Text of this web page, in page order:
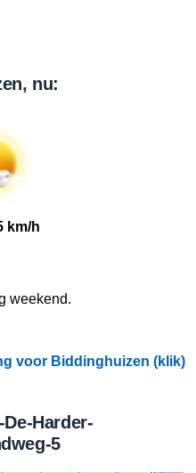
nu:
km/h
weekend.
voor Biddinghuizen (klik)
Harder-
5